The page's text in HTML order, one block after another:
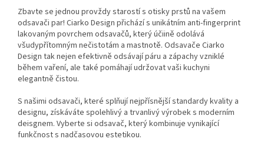
Zbavte se jednou provždy starostí s otisky prstů na vašem
odsavači par! Ciarko Design přichází s unikátním anti-fingerprint
lakovaným povrchem odsavačů, který účiině odolává
všudypřítomným nečistotám a mastnotě. Odsavače Ciarko
Design tak nejen efektivně odsávají páru a zápachy vzniklé
během vaření, ale také pomáhají udržovat vaši kuchyni
elegantně čistou.
S našimi odsavači, které splňují nejpřísnější standardy kvality a
designu, získáváte spolehlivý a trvanlivý výrobek s moderním
deisgnem. Vyberte si odsavač, který kombinuje vynikající
funkčnost s nadčasovou estetikou.